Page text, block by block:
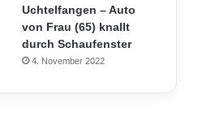
Uchtelfangen – Auto
von Frau (65) knallt
durch Schaufenster
4. November 2022